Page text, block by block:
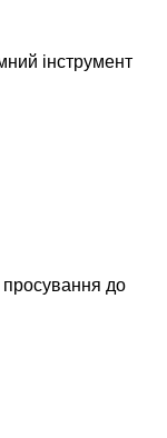
інструмент
просування до